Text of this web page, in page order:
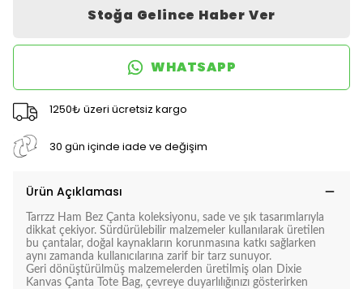
Stoğa Gelince Haber Ver
WHATSAPP
1250₺ üzeri ücretsiz kargo
30 gün içinde iade ve değişim
Ürün Açıklaması
Tarrzz Ham Bez Çanta koleksiyonu, sade ve şık tasarımlarıyla
dikkat çekiyor. Sürdürülebilir malzemeler kullanılarak üretilen
bu çantalar, doğal kaynakların korunmasına katkı sağlarken
aynı zamanda kullanıcılarına zarif bir tarz sunuyor.
Geri dönüştürülmüş malzemelerden üretilmiş olan Dixie
Kanvas Çanta Tote Bag, çevreye duyarlılığınızı gösterirken